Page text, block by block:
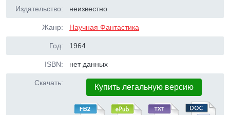
Издательство: неизвестно
Жанр: Научная Фантастика
Год: 1964
ISBN: нет данных
Скачать: Купить легальную версию